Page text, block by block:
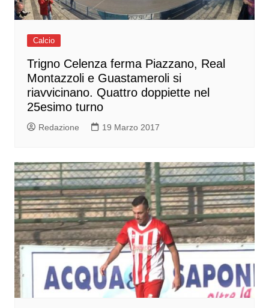
Calcio
Trigno Celenza ferma Piazzano, Real
Montazzoli e Guastameroli si
riavvicinano. Quattro doppiette nel
25esimo turno
Redazione 19 Marzo 2017